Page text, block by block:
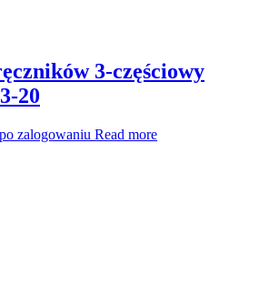
3-częściowy
20
zalogowaniu Read more